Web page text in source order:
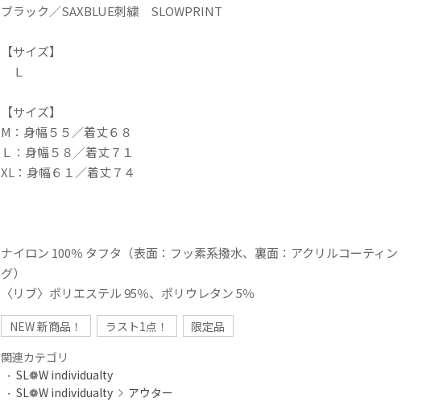
ブラック／SAXBLUE刺繍 SLOWPRINT
【サイズ】
Ｌ
【サイズ】
M：身幅５５／着丈６８
Ｌ：身幅５８／着丈７１
XL：身幅６１／着丈７４
ナイロン 100％ タフタ（表面：フッ素系撥水、裏面：アクリルコーティン
グ）
〈リブ〉ポリエステル 95％、ポリウレタン 5％
NEW 新商品！ ラスト1点！
限定品
関連カテゴリ
SL❁W individualty
SL❁W individualty
アウター